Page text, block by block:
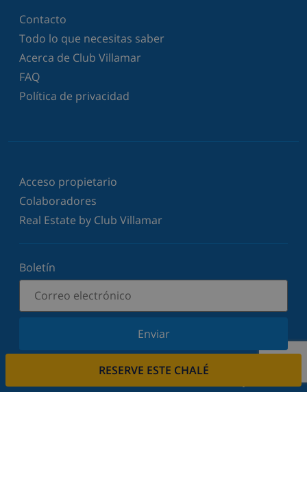
RESERVE ESTE CHALÉ
Contacto
Todo lo que necesitas saber
Acerca de Club Villamar
FAQ
Política de privacidad
Acceso propietario
Colaboradores
Real Estate by Club Villamar
Boletín
Enviar
Suscríbase a nuestro boletín y manténgase
ofertas. Respetamos su privacidad.